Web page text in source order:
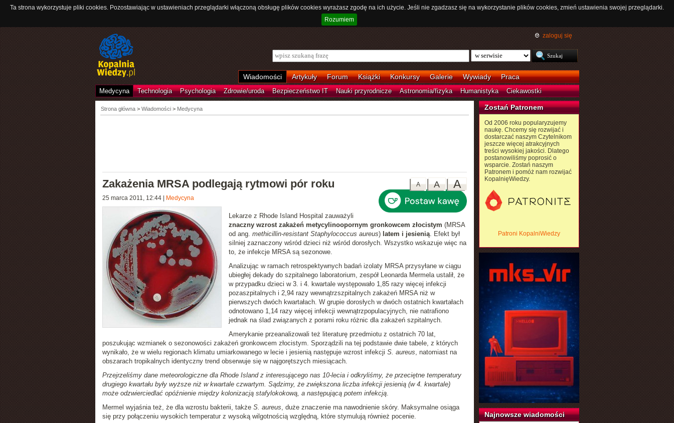
Ta strona wykorzystuje pliki cookies. Pozostawiając w ustawieniach przeglądarki włączoną obsługę plików cookies wyrażasz zgodę na ich użycie. Jeśli nie zgadzasz się na wykorzystanie plików cookies, zmień ustawienia swojej przeglądarki.
Rozumiem
zaloguj się
Wiadomości Artykuły Forum Książki Konkursy Galerie Wywiady Praca
Medycyna Technologia Psychologia Zdrowie/uroda Bezpieczeństwo IT Nauki przyrodnicze Astronomia/fizyka Humanistyka Ciekawostki
Strona główna> Wiadomości > Medycyna
A
A
A
Zakażenia MRSA podlegają rytmowi pór roku
25 marca 2011, 12:44| Medycyna
Lekarze z Rhode Island Hospital zauważyli
znaczny wzrost zakażeń metycylinoopornym gronkowcem złocistym (MRSA
od ang. methicillin-resistant Staphylococcus aureus) latem i jesienią. Efekt był
silniej zaznaczony wśród dzieci niż wśród dorosłych. Wszystko wskazuje więc na
to, że infekcje MRSA są sezonowe.
Analizując w ramach retrospektywnych badań izolaty MRSA przysyłane w ciągu
ubiegłej dekady do szpitalnego laboratorium, zespół Leonarda Mermela ustalił, że
w przypadku dzieci w 3. i 4. kwartale występowało 1,85 razy więcej infekcji
pozaszpitalnych i 2,94 razy wewnątrzszpitalnych zakażeń MRSA niż w
pierwszych dwóch kwartałach. W grupie dorosłych w dwóch ostatnich kwartałach
odnotowano 1,14 razy więcej infekcji wewnątrzpopulacyjnych, nie natrafiono
jednak na ślad związanych z porami roku różnic dla zakażeń szpitalnych.
Amerykanie przeanalizowali też literaturę przedmiotu z ostatnich 70 lat,
poszukując wzmianek o sezonowości zakażeń gronkowcem złocistym. Sporządzili na tej podstawie dwie tabele, z których
wynikało, że w wielu regionach klimatu umiarkowanego w lecie i jesienią następuje wzrost infekcji S. aureus, natomiast na
obszarach tropikalnych identyczny trend obserwuje się w najgorętszych miesiącach.
Przejrzeliśmy dane meteorologiczne dla Rhode Island z interesującego nas 10-lecia i odkryliśmy, że przeciętne temperatury
drugiego kwartału były wyższe niż w kwartale czwartym. Sądzimy, że zwiększona liczba infekcji jesienią (w 4. kwartale)
może odzwierciedlać opóźnienie między kolonizacją stafylokokową, a następującą potem infekcją.
Mermel wyjaśnia też, że dla wzrostu bakterii, także S. aureus, duże znaczenie ma nawodnienie skóry. Maksymalne osiąga
się przy połączeniu wysokich temperatur z wysoką wilgotnością względną, które stymulują również pocenie.
Zostań Patronem
Od 2006 roku popularyzujemy
naukę. Chcemy się rozwijać i
dostarczać naszym Czytelnikom
jeszcze więcej atrakcyjnych
treści wysokiej jakości. Dlatego
postanowiliśmy poprosić o
wsparcie. Zostań naszym
Patronem i pomóż nam rozwijać
KopalnięWiedzy.
Patroni KopalniWiedzy
Najnowsze wiadomości